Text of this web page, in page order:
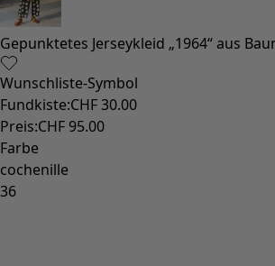
Gepunktetes Jerseykleid „1964“ aus
Wunschliste-Symbol
Fundkiste:CHF 30.00
Preis:CHF 95.00
Farbe
cochenille
36